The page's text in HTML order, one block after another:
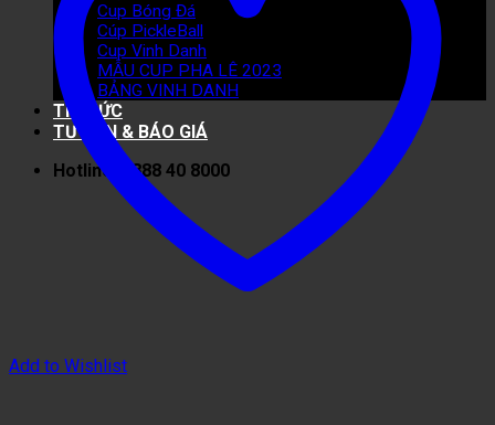
Cup Bóng Đá
Cúp PickleBall
Cup Vinh Danh
MẪU CUP PHA LÊ 2023
BẢNG VINH DANH
TIN TỨC
TƯ VẤN & BÁO GIÁ
Hotline: 0888 40 8000
Add to Wishlist